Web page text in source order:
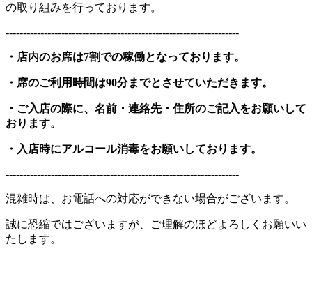
の取り組みを行っております。
-------------------------------------------------------------------
・店内のお席は7割での稼働となっております。
・席のご利用時間は90分までとさせていただきます。
・ご入店の際に、名前・連絡先・住所のご記入をお願いして
おります。
・入店時にアルコール消毒をお願いしております。
-------------------------------------------------------------------
混雑時は、お電話への対応ができない場合がございます。
誠に恐縮ではございますが、ご理解のほどよろしくお願いい
たします。